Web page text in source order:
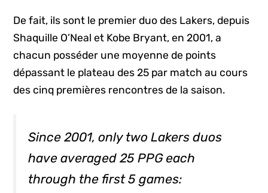
De fait, ils sont le premier duo des Lakers, depuis
Shaquille O’Neal et Kobe Bryant, en 2001, a
chacun posséder une moyenne de points
dépassant le plateau des 25 par match au cours
des cinq premières rencontres de la saison.
Since 2001, only two Lakers duos
have averaged 25 PPG each
through the first 5 games: